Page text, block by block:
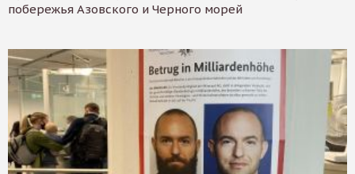
побережья Азовского и Черного морей